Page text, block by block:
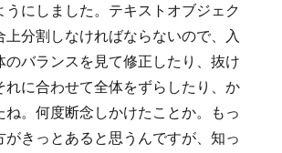
うにしました。テキストオブジェク
上分割しなければならないので、入
のバランスを見て修正したり、抜け
れに合わせて全体をずらしたり、か
ね。何度断念しかけたことか。もっ
がきっとあると思うんですが、知っ